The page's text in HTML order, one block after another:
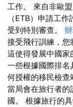
工作。 來自非歐
（ETB）申請工
受到特別審查。
接受飛行訓練，您
這使得發展中國家
一些根據國際排
何授權的移民檢
當局會在旅行者
國。 根據旅行的